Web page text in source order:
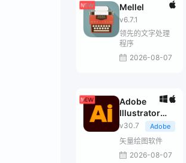
Mellel
v6.7.1
领先的文字处理
程序
2026-08-07
Adobe
Illustrator
2026
v30.7 Adobe
矢量绘图软件
2026-08-07